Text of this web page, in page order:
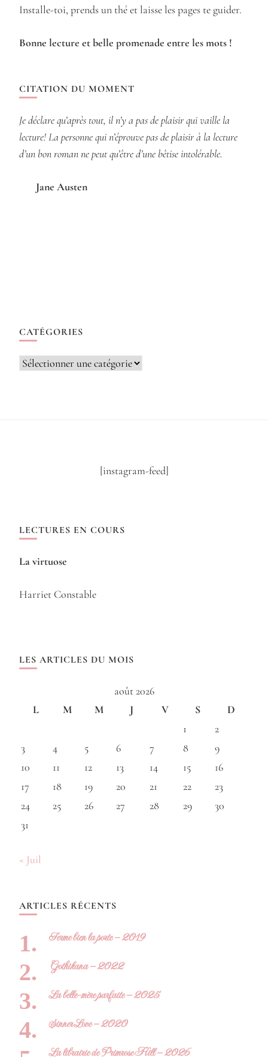
Installe-toi, prends un thé et laisse les pages te guider.
Bonne lecture et belle promenade entre les mots !
CITATION DU MOMENT
Je déclare qu’après tout, il n’y a pas de plaisir qui vaille la
lecture! La personne qui n’éprouve pas de plaisir à la lecture
d’un bon roman ne peut qu’être d’une bêtise intolérable.
Jane Austen
CATÉGORIES
Catégories
[instagram-feed]
LECTURES EN COURS
La virtuose
Harriet Constable
LES ARTICLES DU MOIS
août 2026
L
M M J V S
D
1
2
3
4 5 6 7 8
9
10
11 12 13 14 15
16
17
18 19 20 21 22
23
24
25 26 27 28 29
30
31
« Juil
ARTICLES RÉCENTS
Ferme bien la porte – 2019
Gothikana – 2022
La belle-mère parfaite – 2025
Sinner Love – 2020
La librairie de Primrose Hill – 2026